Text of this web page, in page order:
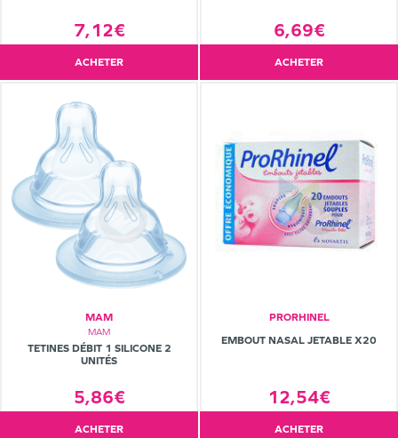
7,12€
ACHETER
6,69€
ACHETER
MAM
MAM
TETINES DÉBIT 1 SILICONE 2
UNITÉS
5,86€
ACHETER
PRORHINEL
EMBOUT NASAL JETABLE X20
12,54€
ACHETER